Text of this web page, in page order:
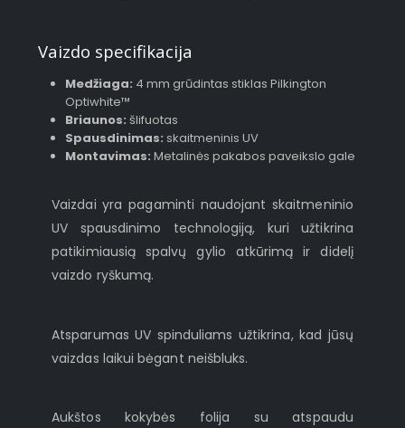
Vaizdo specifikacija
Medžiaga: 4 mm grūdintas stiklas Pilkington
Optiwhite™
Briaunos: šlifuotas
Spausdinimas: skaitmeninis UV
Montavimas: Metalinės pakabos paveikslo gale
Vaizdai yra pagaminti naudojant skaitmeninio
UV spausdinimo technologiją, kuri užtikrina
patikimiausią spalvų gylio atkūrimą ir didelį
vaizdo ryškumą.
Atsparumas UV spinduliams užtikrina, kad jūsų
vaizdas laikui bėgant neišbluks.
Aukštos kokybės folija su atspaudu